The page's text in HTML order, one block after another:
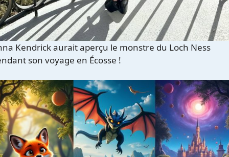
Kendrick aurait aperçu le monstre du Loch Ness
son voyage en Écosse !